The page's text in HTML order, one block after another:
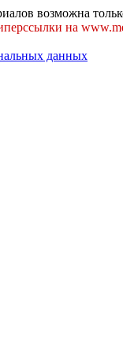
возможна
на
данных